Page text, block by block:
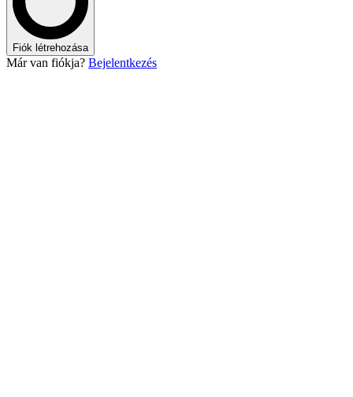
Fiók létrehozása
Már van fiókja? Bejelentkezés